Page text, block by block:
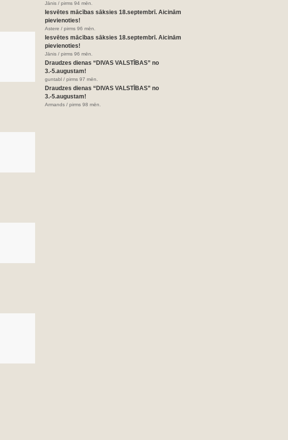
Jānis / pirms 94 mēn.
Iesvētes mācības sāksies 18.septembrī. Aicinām
pievienoties!
Astere / pirms 96 mēn.
Iesvētes mācības sāksies 18.septembrī. Aicinām
pievienoties!
Jānis / pirms 96 mēn.
Draudzes dienas “DIVAS VALSTĪBAS” no
3.-5.augustam!
guntabl / pirms 97 mēn.
Draudzes dienas “DIVAS VALSTĪBAS” no
3.-5.augustam!
Armands / pirms 98 mēn.